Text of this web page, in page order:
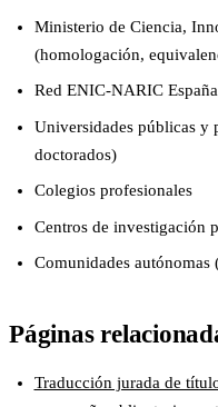
Ministerio de Ciencia,
(homologación,
Red ENIC-NARIC España
Universidades públicas y
doctorados)
Colegios profesionales
Centros de investigación
Comunidades autónomas
Páginas
Traducción jurada de